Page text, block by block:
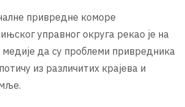
привредне коморе
управног округа рекао је на
да су проблеми привредника
из различитих крајева и